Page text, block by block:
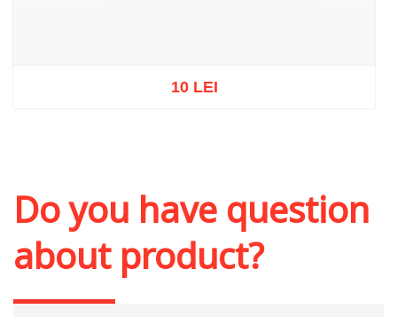
10 LEI
Do you have question
about product?